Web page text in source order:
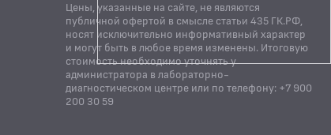
Цены, указанные на сайте, не являются
публичной офертой в смысле статьи 435 ГК.РФ,
носят исключительно информативный характер
и могут быть в любое время изменены. Итоговую
стоимость необходимо уточнять у
администратора в лабораторно-
диагностическом центре или по телефону: +7 900
200 30 59